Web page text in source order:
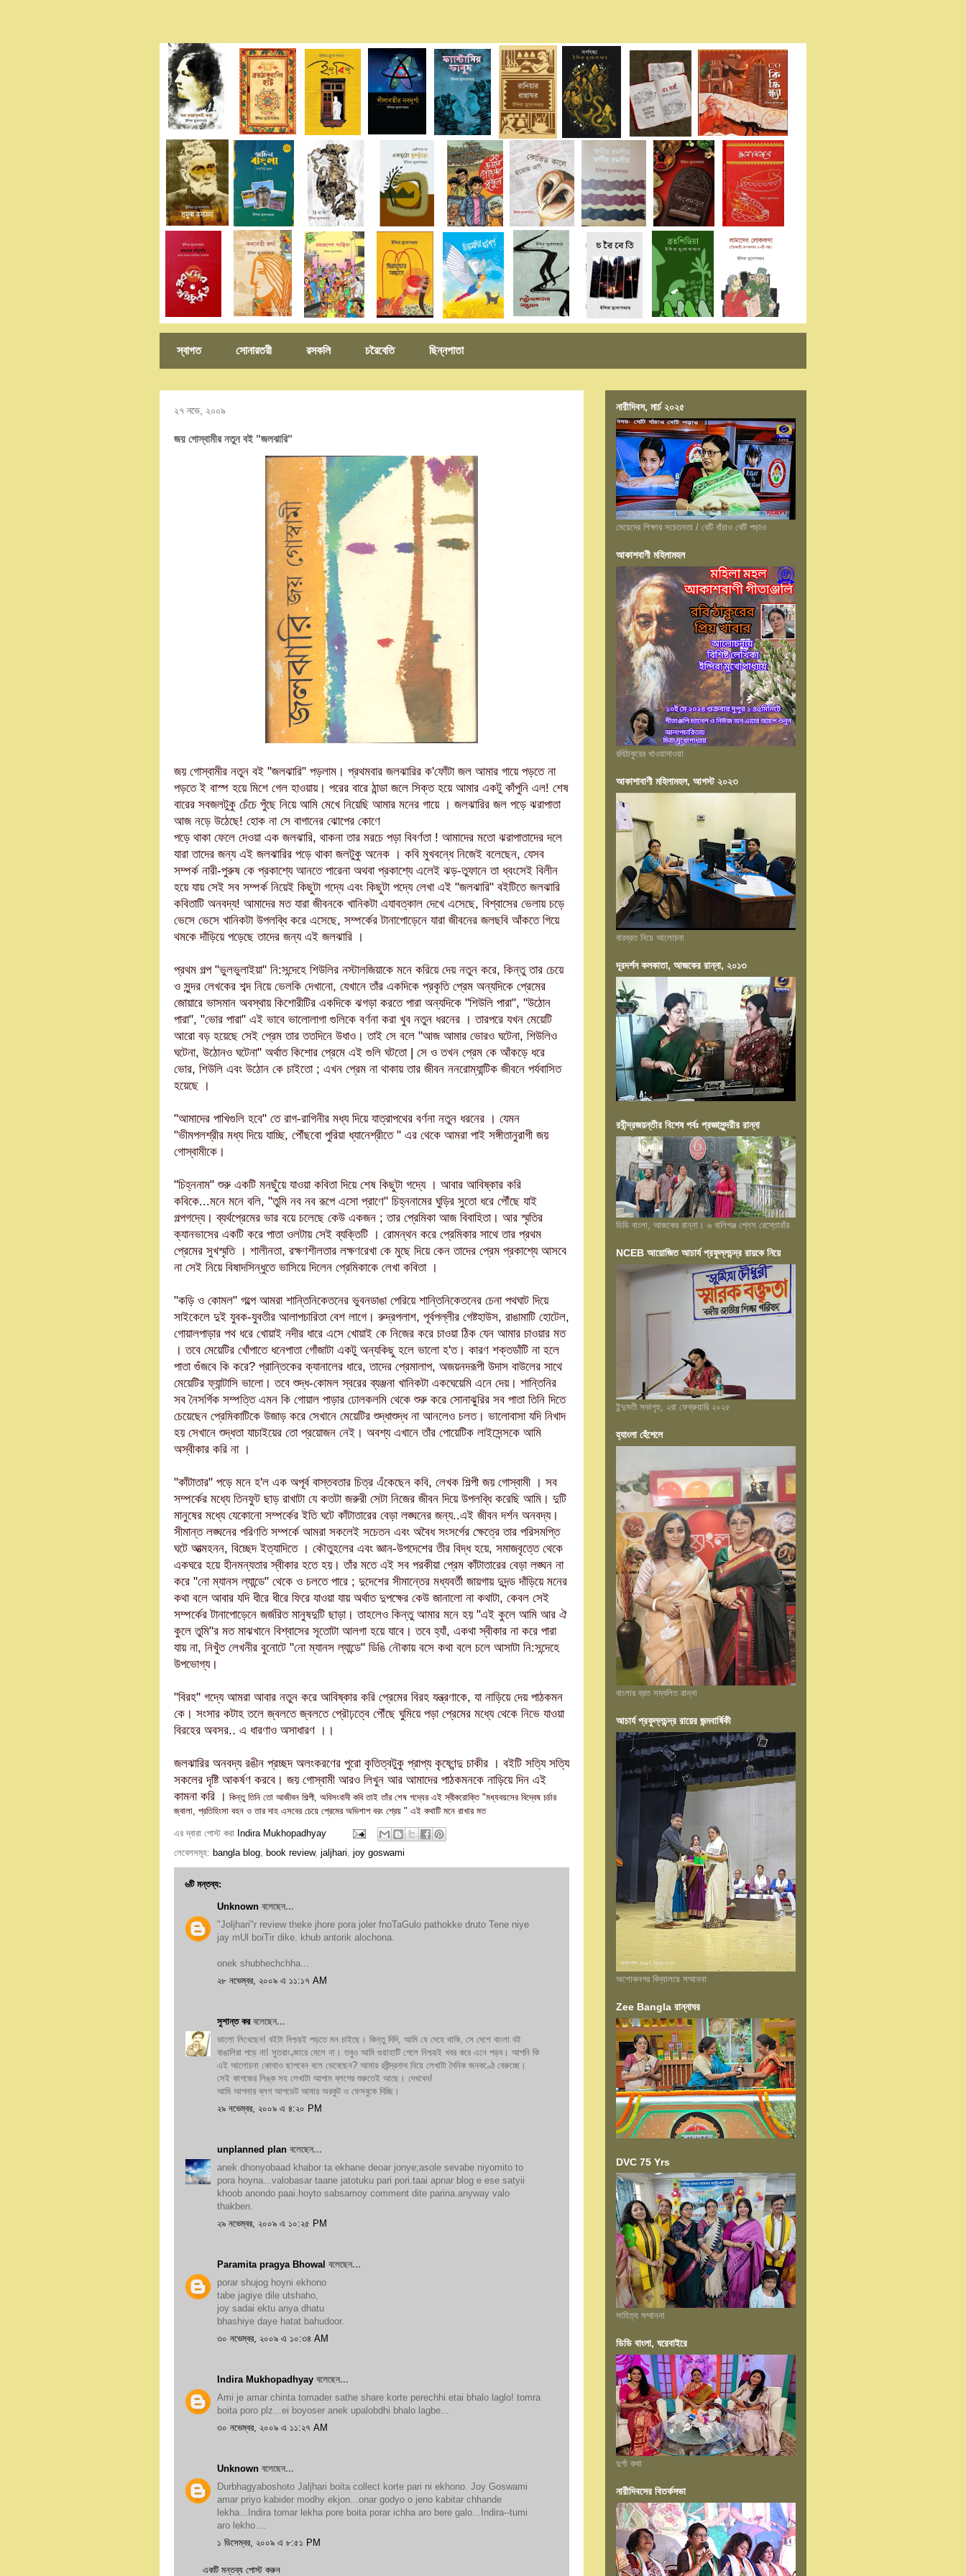
স্বাগত সোনারতরী রসকলি চরৈবেতি ছিন্নপাতা
২৭ নভে, ২০০৯
জয় গোস্বামীর নতুন ব‌ই "জলঝারি"
জয় গোস্বামীর নতুন ব‌ই "জলঝারি" পড়লাম। প্রথমবার জলঝারির ক'ফোঁটা জল আমার গায়ে পড়তে না
পড়তে ই বাস্প হয়ে মিশে গেল হাওয়ায়। পরের বারে ঠান্ডা জলে সিক্ত হয়ে আমার একটু কাঁপুনি এল! শেষ
বারের সবজলটুকু চেঁচে পুঁছে নিয়ে আমি মেখে নিয়েছি আমার মনের গায়ে । জলঝারির জল পড়ে ঝরাপাতা
আজ নড়ে উঠেছে! হোক না সে বাগানের ঝোপের কোণে
পড়ে থাকা ফেলে দেওয়া এক জলঝারি, থাকনা তার মরচে পড়া বিবর্ণতা ! আমাদের মতো ঝরাপাতাদের দলে
যারা তাদের জন্য এই জলঝারির পড়ে থাকা জলটুকু অনেক । কবি মুখবন্ধে নিজেই বলেছেন, যেসব
সম্পর্ক নারী-পুরুষ কে প্রকাশ্যে আনতে পারেনা অথবা প্রকাশ্যে এলেই ঝড়-তুফানে তা ধ্বংসেই বিলীন
হয়ে যায় সেই সব সম্পর্ক নিয়েই কিছুটা গদ্যে এবং কিছুটা পদ্যে লেখা এই "জলঝারি" ব‌ইটিতে জলঝারি
কবিতাটি অনবদ্য! আমাদের মত যারা জীবনকে খানিকটা এযাবত্কাল দেখে এসেছে, বিশ্বাসের ভেলায় চড়ে
ভেসে ভেসে খানিকটা উপলব্ধি করে এসেছে, সম্পর্কের টানাপোড়েনে যারা জীবনের জলছবি আঁকতে গিয়ে
থমকে দাঁড়িয়ে পড়েছে তাদের জন্য এই জলঝারি ।
প্রথম গল্প "ভুলভুলাইয়া" নি:সন্দেহে শিউলির নস্টালজিয়াকে মনে করিয়ে দেয় নতুন করে, কিন্তু তার চেয়ে
ও সুন্দর লেখকের শব্দ নিয়ে ভেলকি দেখানো, যেখানে তাঁর একদিকে প্রকৃতি প্রেম অন্যদিকে প্রেমের
জোয়ারে ভাসমান অবস্থায় কিশোরীটির একদিকে ঝগড়া করতে পারা অন্যদিকে "শিউলি পারা", "উঠোন
পারা", "ভোর পারা" এই ভাবে ভালোলাগা গুলিকে বর্ণনা করা খুব নতুন ধরনের । তারপরে যখন মেয়েটি
আরো বড় হয়েছে সেই প্রেম তার ততদিনে উধাও। তাই সে বলে "আজ আমার ভোরও ঘটেনা, শিউলিও
ঘটেনা, উঠোনও ঘটেনা" অর্থাত কিশোর প্রেমে এই গুলি ঘটতো | সে ও তখন প্রেম কে আঁকড়ে ধরে
ভোর, শিউলি এবং উঠোন কে চাইতো ; এখন প্রেম না থাকায় তার জীবন ননরোম্যান্টিক জীবনে পর্যবাসিত
হয়েছে ।
"আমাদের পাখিগুলি হবে" তে রাগ-রাগিনীর মধ্য দিয়ে যাত্রাপথের বর্ণনা নতুন ধরনের । যেমন
"ভীমপলশ্রীর মধ্য দিয়ে যাচ্ছি, পৌঁছবো পুরিয়া ধ্যানেশ্রীতে " এর থেকে আমরা পাই সঙ্গীতানুরাগী জয়
গোস্বামীকে।
"চিহ্ননাম" শুরু একটি মনছুঁয়ে যাওয়া কবিতা দিয়ে শেষ কিছুটা গদ্যে । আবার আবিষ্কার করি
কবিকে...মনে মনে বলি, "তুমি নব নব রূপে এসো প্রাণে" চিহ্ননামের ঘুড়ির সুতো ধরে পৌঁছে যাই
গল্পগদ্যে। ব্যর্থপ্রেমের ভার বয়ে চলেছে কেউ একজন ; তার প্রেমিকা আজ বিবাহিতা। আর স্মৃতির
ক্যানভাসের একটি করে পাতা ওলটায় সেই ব্যক্তিটি । রোমন্থন করে প্রেমিকার সাথে তার প্রথম
প্রেমের সুখস্মৃতি । শালীনতা, রক্ষণশীলতার লক্ষণরেখা কে মুছে দিয়ে কেন তাদের প্রেম প্রকাশ্যে আসবে
না সেই নিয়ে বিষাদসিন্ধুতে ভাসিয়ে দিলেন প্রেমিকাকে লেখা কবিতা ।
"কড়ি ও কোমল" গল্পে আমরা শান্তিনিকেতনের ভুবনডাঙা পেরিয়ে শান্তিনিকেতনের চেনা পথঘাট দিয়ে
সাইকেলে দুই যুবক-যুবতীর আলাপচারিতা বেশ লাগে। রুদ্রপলাশ, পূর্বপল্লীর গেষ্টহাউস, রাঙামাটি হোটেল,
গোয়ালপাড়ার পথ ধরে খোয়াই নদীর ধারে এসে খোয়াই কে নিজের করে চাওয়া ঠিক যেন আমার চাওয়ার মত
। তবে মেয়েটির খোঁপাতে ধনেপাতা গোঁজাটা একটু অন্যকিছু হলে ভালো হ'ত। কারণ শক্তডাঁটি না হলে
পাতা গুঁজবে কি করে? প্রান্তিকের ক্যানালের ধারে, তাদের প্রেমালাপ, অজয়নদরূপী উদাস বাউলের সাথে
মেয়েটির ফ্যান্টাসি ভালো। তবে শুদ্ধ-কোমল স্বরের ব্যঞ্জনা খানিকটা একঘেয়েমি এনে দেয়। শান্তিনির
সব নৈসর্গিক সম্পত্তি এমন কি গোয়াল পাড়ার ঢোলকলমি থেকে শুরু করে সোনাঝুরির সব পাতা তিনি দিতে
চেয়েছেন প্রেমিকাটিকে উজাড় করে সেখানে মেয়েটির শুদ্ধাশুদ্ধ না আনলেও চলত। ভালোবাসা যদি নিখাদ
হয় সেখানে শুদ্ধতা যাচাইয়ের তো প্রয়োজন নেই। অবশ্য এখানে তাঁর পোয়েটিক লাইসেন্সকে আমি
অস্বীকার করি না ।
"কাঁটাতার" পড়ে মনে হ'ল এক অপূর্ব বাস্তবতার চিত্র এঁকেছেন কবি, লেখক শিল্পী জয় গোস্বামী । সব
সম্পর্কের মধ্যে তিনফুট ছাড় রাখাটা যে কতটা জরুরী সেটা নিজের জীবন দিয়ে উপলব্ধি করেছি আমি। দুটি
মানুষের মধ্যে যেকোনো সম্পর্কের ইতি ঘটে কাঁটাতারের বেড়া লঙ্ঘনের জন্য..এই জীবন দর্শন অনবদ্য।
সীমান্ত লঙ্ঘনের পরিণতি সম্পর্কে আমরা সকলেই সচেতন এবং অবৈধ সংসর্গের ক্ষেত্রে তার পরিসমপ্তি
ঘটে আত্মহনন, বিচ্ছেদ ইত্যাদিতে । কৌতুহলের এবং জ্ঞান-উপদেশের তীর বিদ্ধ হয়ে, সমাজবৃত্তে থেকে
একঘরে হয়ে হীনমন্যতার স্বীকার হতে হয়। তাঁর মতে এই সব পরকীয়া প্রেম কাঁটাতারের বেড়া লঙ্ঘন না
করে "নো ম্যানস ল্যান্ডে" থেকে ও চলতে পারে ; দুদেশের সীমান্তের মধ্যবর্তী জায়গায় দুদন্ড দাঁড়িয়ে মনের
কথা বলে আবার যদি ধীরে ধীরে ফিরে যাওয়া যায় অর্থাত দুপক্ষের কেউ জানালো না কথাটা, কেবল সেই
সম্পর্কের টানাপোড়েনে জর্জরিত মানুষদুটি ছাড়া। তাহলেও কিন্তু আমার মনে হয় "এই কুলে আমি আর ঐ
কুলে তুমি"র মত মাঝখানে বিশ্বাসের সূতোটা আলগা হয়ে যাবে। তবে হ্যাঁ, একথা স্বীকার না করে পারা
যায় না, নিখুঁত লেখনীর বুনোটে "নো ম্যানস ল্যান্ডে" ডিঙি নৌকায় বসে কথা বলে চলে আসাটা নি:সন্দেহে
উপভোগ্য।
"বিরহ" গদ্যে আমরা আবার নতুন করে আবিষ্কার করি প্রেমের বিরহ যন্ত্রণাকে, যা নাড়িয়ে দেয় পাঠকমন
কে। সংসার কটাহ তলে জ্বলতে জ্বলতে প্রৌঢ়ত্বে পৌঁছে ঘুমিয়ে পড়া প্রেমের মধ্যে থেকে নিভে যাওয়া
বিরহের অবসর.. এ ধারণাও অসাধারণ ।।
জলঝারির অনবদ্য রঙীন প্রচ্ছদ অলংকরণের পুরো কৃতিত্বটুকু প্রাপ্য কৃষ্ণেন্দু চাকীর । ব‌ইটি সত্যি সত্যি
সকলের দৃষ্টি আকর্ষণ করবে। জয় গোস্বামী আরও লিখুন আর আমাদের পাঠকমনকে নাড়িয়ে দিন এই
কামনা করি । কিন্তু তিনি তো আজীবন শিল্পী, অবিসংবাদী কবি তাই তাঁর শেষ গদ্যের এই স্বীকরোক্তি "মধ্যবয়সের বিদ্বেষ চর্চার
জ্বালা, প্রতিহিংসা বহন ও তার দাহ এসবের চেয়ে প্রেমের অভিশাপ বরং শ্রেয় " এই কথাটি মনে রাখার মত
এর দ্বারা পোস্ট করা Indira Mukhopadhyay
লেবেলসমূহ: bangla blog, book review, jaljhari, joy goswami
৬টি মন্তব্য:
Unknown বলেছেন...
"Joljhari"r review theke jhore pora joler fnoTaGulo pathokke druto Tene niye
jay mUl boiTir dike. khub antorik alochona.
onek shubhechchha...
২৮ নভেম্বর, ২০০৯ এ ১১:১৭ AM
সুশান্ত করবলেছেন...
ভালো লিখেছেন! বইটা নিশ্চয়ই পড়তে মন চাইছে। কিন্তু দিদি, আমি যে দেহে থাকি, সে দেশে বাংলা বই
বাঙালিরা পড়ে না! সুতরাং ব্জারে মেলে না। তবুও আমি গুয়াহাটি গেলে নিশ্চয়ই খবর করে এনে পড়ব। আপনি কি
এই আলোচনা কোথাও ছাপবেন বলে ভেবেছেন? আমার রবীন্দ্রনাথ নিয়ে লেখাটা দৈনিক জনকণ্ঠে বেরুচ্ছে।
সেই কাগজের লিঙ্ক সহ লেখাটা আপাম ব্লগের শুরুতেই আছে। দেখবেন!
আমি আপনার ব্লগ আপডেট আমার অরকুট ও ফেসবুকে দিচ্ছি।
২৯ নভেম্বর, ২০০৯ এ ৪:২০ PM
unplanned plan বলেছেন...
anek dhonyobaad khabor ta ekhane deoar jonye;asole sevabe niyomito to
pora hoyna...valobasar taane jatotuku pari pori.taai apnar blog e ese satyii
khoob anondo paai.hoyto sabsamoy comment dite parina.anyway valo
thakben.
২৯ নভেম্বর, ২০০৯ এ ১০:২৫ PM
Paramita pragya Bhowal বলেছেন...
porar shujog hoyni ekhono
tabe jagiye dile utshaho,
joy sadai ektu anya dhatu
bhashiye daye hatat bahudoor.
৩০ নভেম্বর, ২০০৯ এ ১০:৩৪ AM
Indira Mukhopadhyay বলেছেন...
Ami je amar chinta tomader sathe share korte perechhi etai bhalo laglo! tomra
boita poro plz...ei boyoser anek upalobdhi bhalo lagbe...
৩০ নভেম্বর, ২০০৯ এ ১১:২৭ AM
Unknown বলেছেন...
Durbhagyaboshoto Jaljhari boita collect korte pari ni ekhono. Joy Goswami
amar priyo kabider modhy ekjon...onar godyo o jeno kabitar chhande
lekha...Indira tomar lekha pore boita porar ichha aro bere galo...Indira--tumi
aro lekho....
১ ডিসেম্বর, ২০০৯ এ ৮:৫১ PM
একটি মন্তব্য পোস্ট করুন
নারীদিবস, মার্চ ২০২৫
মেয়েদের শিক্ষার সচেতনতা / বেটি বাঁচাও বেটি পড়াও
আকাশবাণী মহিলামহল
রবিঠাকুরের খাওয়াদাওয়া
আকাশাবাণী মহিলামহল, আগস্ট ২০২৩
বারব্রত নিয়ে আলোচনা
দূরদর্শন কলকাতা, আজকের রান্না, ২০১৩
রবীন্দ্রজয়ন্তীর বিশেষ পর্বঃ প্রজ্ঞাসুন্দরীর রান্না
ডিডি বাংলা, আজকের রান্না। ৬ বালিগঞ্জ প্লেস রেস্তোরাঁয়
NCEB আয়োজিত আচার্য প্রফুল্লচন্দ্র রায়কে নিয়ে
ইন্দুমতী সভাগৃহ, ২রা ফেব্রুয়ারি ২০২৫
হ্যাংলা হেঁশেলে
বাংলার ব্রত সম্বলিত রান্না
আচার্য প্রফুল্লচন্দ্র রায়ের জন্মবার্ষিকী
অশোকনগর বিদ্যালয়ে সম্মাননা
Zee Bangla রান্নাঘর
DVC 75 Yrs
সাহিত্য সম্মাননা
ডিডি বাংলা, ঘরেবাইরে
দুর্গা কথা
নারীদিবসের বিতর্কসভা